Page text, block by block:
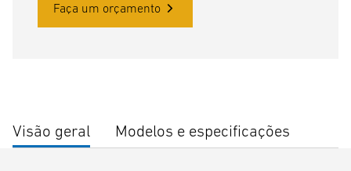
Faça um orçamento
Visão geral Modelos e especificações